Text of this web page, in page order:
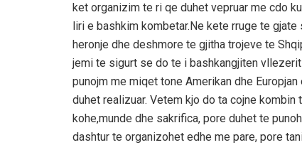
ket organizim te ri qe duhet vepruar me cdo
liri e bashkim kombetar.Ne kete rruge te
heronje dhe deshmore te gjitha trojeve te
jemi te sigurt se do te i bashkangjiten
punojm me miqet tone Amerikan dhe
duhet realizuar. Vetem kjo do ta cojne
kohe,munde dhe sakrifica, pore duhet te
dashtur te organizohet edhe me pare, pore